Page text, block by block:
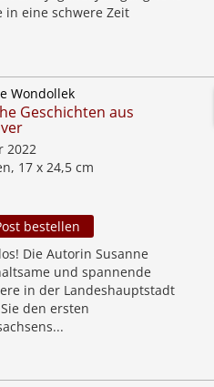
in eine schwere Zeit
Wondollek
Geschichten aus
2022
17 x 24,5 cm
bestellen
Die Autorin Susanne
und spannende
in der Landeshauptstadt
den ersten